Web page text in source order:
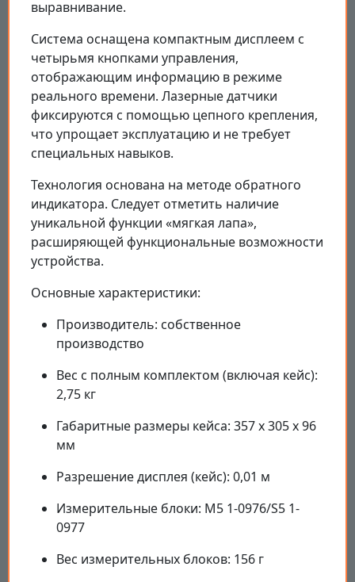
выравнивание.
Система оснащена компактным дисплеем с
четырьмя кнопками управления,
отображающим информацию в режиме
реального времени. Лазерные датчики
фиксируются с помощью цепного крепления,
что упрощает эксплуатацию и не требует
специальных навыков.
Технология основана на методе обратного
индикатора. Следует отметить наличие
уникальной функции «мягкая лапа»,
расширяющей функциональные возможности
устройства.
Основные характеристики:
Производитель: собственное
производство
Вес с полным комплектом (включая кейс):
2,75 кг
Габаритные размеры кейса: 357 x 305 x 96
мм
Разрешение дисплея (кейс): 0,01 м
Измерительные блоки: M5 1-0976/S5 1-
0977
Вес измерительных блоков: 156 г